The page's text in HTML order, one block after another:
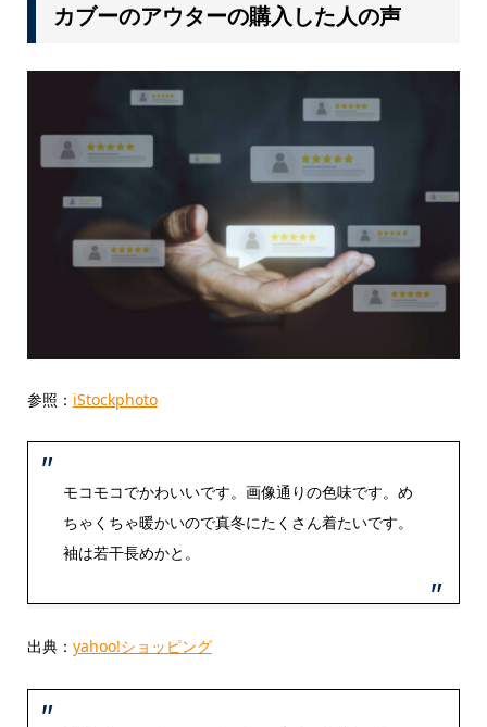
カブーのアウターの購入した人の声
参照： iStockphoto
モコモコでかわいいです。画像通りの色味です。め
ちゃくちゃ暖かいので真冬にたくさん着たいです。
袖は若干長めかと。
出典： yahoo!ショッピング